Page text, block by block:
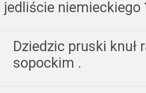
jedliście niemieckiego
Dziedzic pruski
sopockim .